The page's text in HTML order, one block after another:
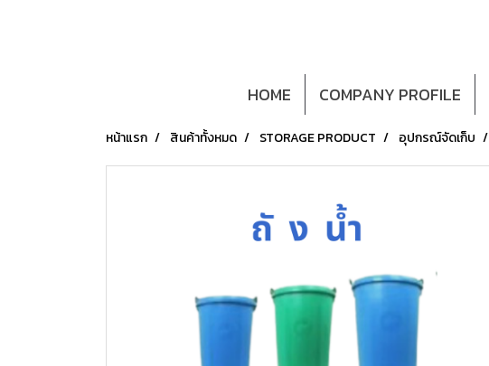
HOME COMPANY PROFILE
หน้าแรก สินค้าทั้งหมด STORAGE PRODUCT อุปกรณ์จัดเก็บ